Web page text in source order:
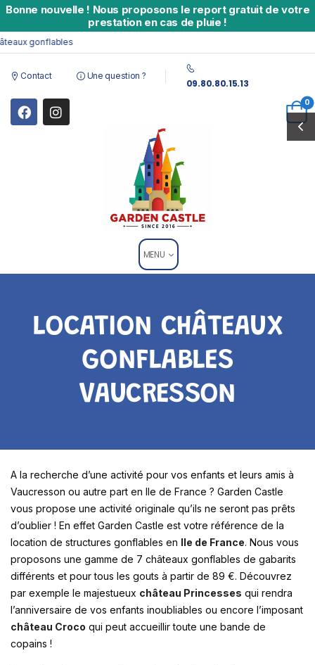
Bonne nouvelle ! Nous proposons le report gratuit de votre
prestation en cas de pluie !
gonflables
Contact Une question ?
09.80.80.15.13
0
MENU
LOCATION CHÂTEAUX
GONFLABLES
VAUCRESSON
A la recherche d’une activité pour vos enfants et leurs amis à
Vaucresson ou autre part en Ile de France ? Garden Castle
vous propose une activité originale qu’ils ne seront pas prêts
d’oublier ! En effet Garden Castle est votre référence de la
location de structures gonflables en Ile de France. Nous vous
proposons une gamme de 7 châteaux gonflables de gabarits
différents et pour tous les gouts à partir de 89 €. Découvrez
par exemple le majestueux château Princesses qui rendra
l’anniversaire de vos enfants inoubliables ou encore l’imposant
château Croco qui peut accueillir toute une bande de
copains !